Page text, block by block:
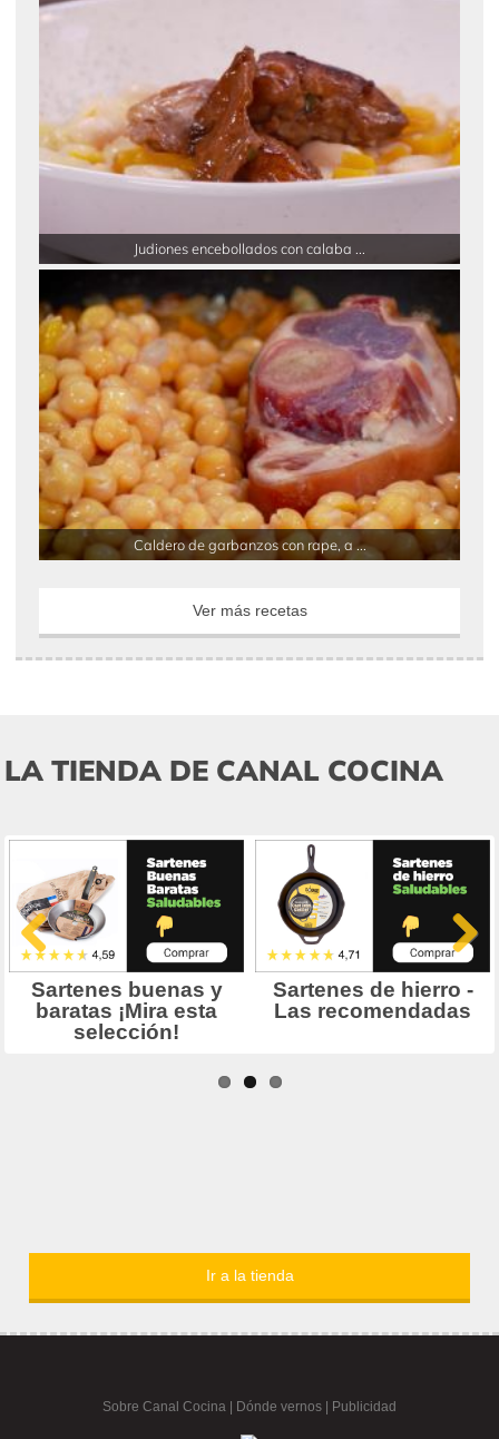
Judiones encebollados con calaba ...
Caldero de garbanzos con rape, a ...
Ver más recetas
LA TIENDA DE CANAL COCINA
Ir a la tienda
Sobre Canal Cocina Dónde vernos | Publicidad